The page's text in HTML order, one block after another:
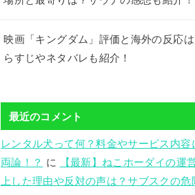
映画「キングダム」評価と海外の反応
らすじやネタバレも紹介！
最近のコメント
レンタル犬って何？料金やサービス内容
両論！？
に
【最新】ねこホーダイの運
上した理由や反対の声は？サブスクの危